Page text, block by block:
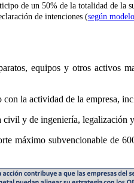
de un 50% de la totalidad de la
de intenciones (según
equipos y otros activos
la actividad de la empresa,
y de ingeniería,
máximo subvencionable de